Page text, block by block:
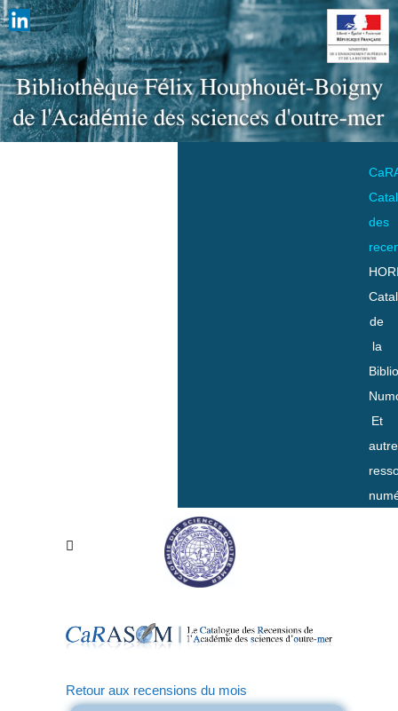
des
de
la
Et
Retour aux recensions du mois